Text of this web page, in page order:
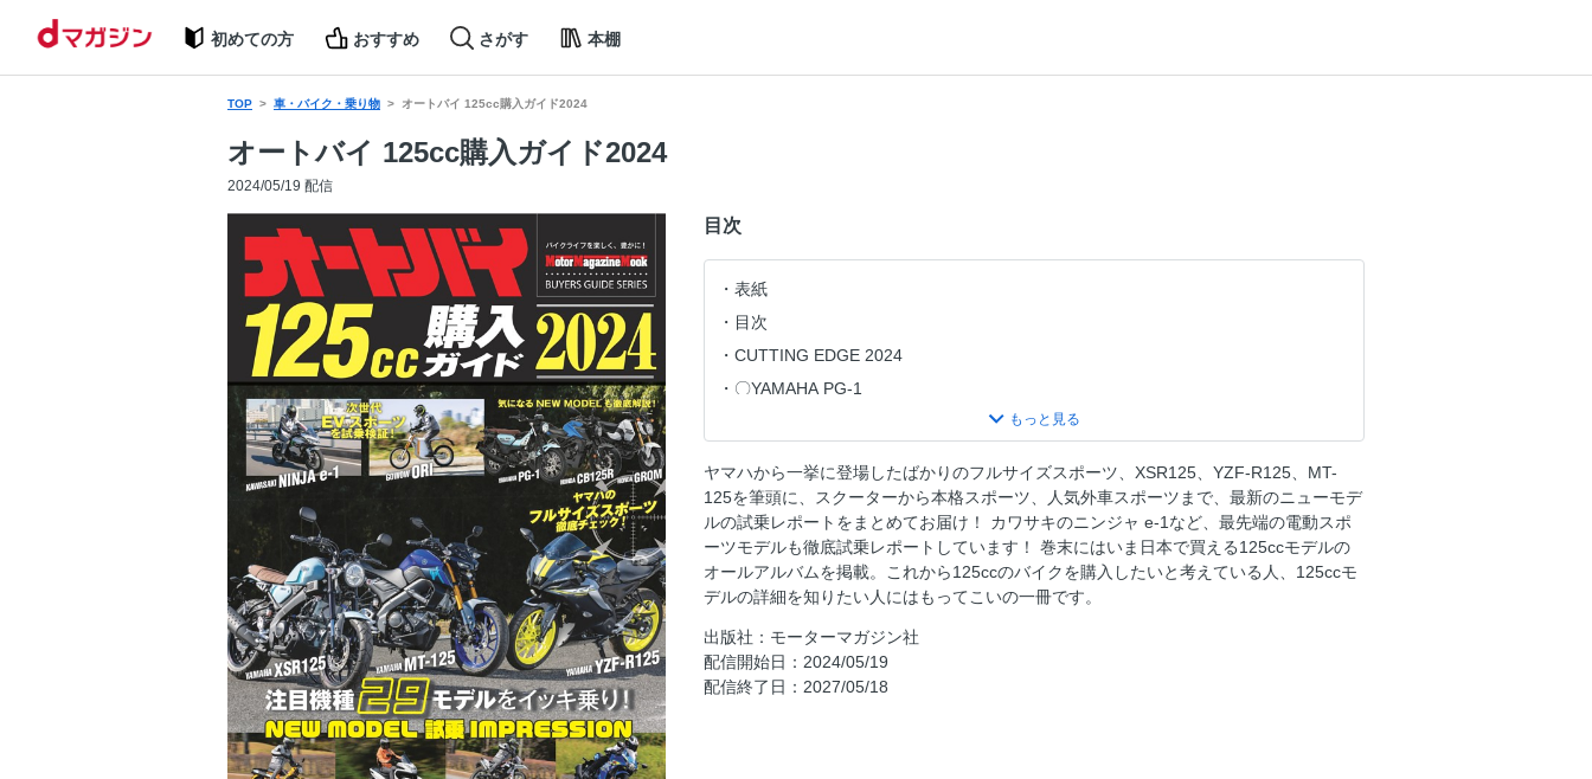
初めての方 おすすめ さがす 本棚
TOP 車・バイク・乗り物 オートバイ 125cc購入ガイド2024
オートバイ 125cc購入ガイド2024
2024/05/19 配信
目次
表紙
目次
CUTTING EDGE 2024
〇YAMAHA PG-1
〇KAWASAKI NINJA e-1
〇HONDA SC e:
カテゴリー別・最新モデル IMPRESSION：PART1. SPORT MODELS
カテゴリー別・最新モデル IMPRESSION：PART2. LEISURE MODELS
カテゴリー別・最新モデル IMPRESSION：PART4. IMPORT MODELS
いま日本で買える 125ccモデル オールアルバム
ヤマハから一挙に登場したばかりのフルサイズスポーツ、XSR125、YZF-R125、MT-
125を筆頭に、スクーターから本格スポーツ、人気外車スポーツまで、最新のニューモデ
ルの試乗レポートをまとめてお届け！ カワサキのニンジャ e-1など、最先端の電動スポ
ーツモデルも徹底試乗レポートしています！ 巻末にはいま日本で買える125ccモデルの
オールアルバムを掲載。これから125ccのバイクを購入したいと考えている人、125ccモ
デルの詳細を知りたい人にはもってこいの一冊です。
出版社：モーターマガジン社
配信開始日：2024/05/19
配信終了日：2027/05/18